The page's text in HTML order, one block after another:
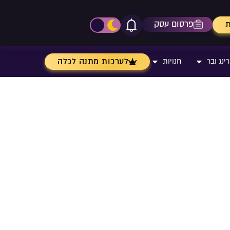
פרסום עסק
פתיחת\סגירת מרכז
אייקון פעמון
ובר חנויות לערכות מתנה לכלה